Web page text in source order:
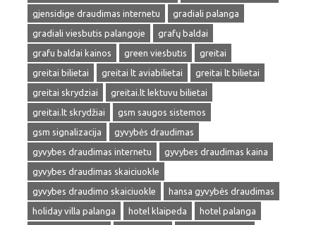
gjensidige draudimas internetu
gradiali palanga
gradiali viesbutis palangoje
grafų baldai
grafu baldai kainos
green viesbutis
greitai
greitai bilietai
greitai lt aviabilietai
greitai lt bilietai
greitai skrydziai
greitai.lt lektuvu bilietai
greitai.lt skrydžiai
gsm saugos sistemos
gsm signalizacija
gyvybės draudimas
gyvybes draudimas internetu
gyvybes draudimas kaina
gyvybes draudimas skaiciuokle
gyvybes draudimo skaiciuokle
hansa gyvybės draudimas
holiday villa palanga
hotel klaipeda
hotel palanga